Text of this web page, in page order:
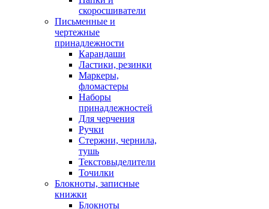
скоросшиватели
Письменные и
чертежные
принадлежности
Карандаши
Ластики, резинки
Маркеры,
фломастеры
Наборы
принадлежностей
Для черчения
Ручки
Стержни, чернила,
тушь
Текстовыделители
Точилки
Блокноты, записные
книжки
Блокноты